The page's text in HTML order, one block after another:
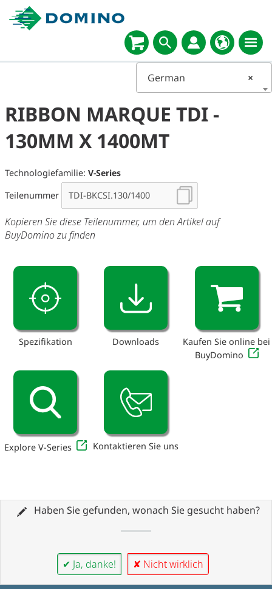
×
German
RIBBON MARQUE TDI -
130MM X 1400MT
Technologiefamilie: V-Series
Teilenummer
Kopieren Sie diese Teilenummer, um den Artikel auf
BuyDomino zu finden
Spezifikation Downloads
Kaufen Sie online bei
BuyDomino
Explore V-Series Kontaktieren Sie uns
Haben Sie gefunden, wonach Sie gesucht haben?
✔ Ja, danke! ✘ Nicht wirklich